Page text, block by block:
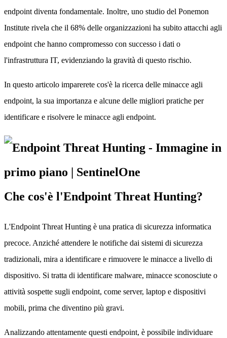
endpoint diventa fondamentale. Inoltre, uno studio del Ponemon
Institute rivela che il 68% delle organizzazioni ha subito attacchi agli
endpoint che hanno compromesso con successo i dati o
l'infrastruttura IT, evidenziando la gravità di questo rischio.
In questo articolo imparerete cos'è la ricerca delle minacce agli
endpoint, la sua importanza e alcune delle migliori pratiche per
identificare e risolvere le minacce agli endpoint.
Che cos'è l'Endpoint Threat Hunting?
L'Endpoint Threat Hunting è una pratica di sicurezza informatica
precoce. Anziché attendere le notifiche dai sistemi di sicurezza
tradizionali, mira a identificare e rimuovere le minacce a livello di
dispositivo. Si tratta di identificare malware, minacce sconosciute o
attività sospette sugli endpoint, come server, laptop e dispositivi
mobili, prima che diventino più gravi.
Analizzando attentamente questi endpoint, è possibile individuare